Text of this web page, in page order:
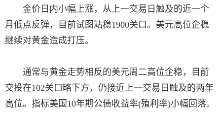
金价日内小幅上涨，从上一交易日触及的近一个
月低点反弹，目前试图站稳1900关口。美元高位企稳
继续对黄金造成打压。
通常与黄金走势相反的美元周二高位企稳，目前
交投在102关口略下方，仍接近上一交易日触及的两年
高位。指标美国10年期公债收益率(殖利率)小幅回落。